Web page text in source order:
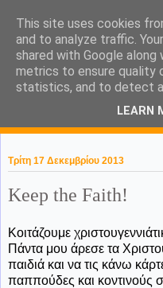
KaPa. Me
without a
Τρίτη 17 Δεκεμβρίου 2013
Keep the Faith!
Κοιτάζουμε
Πάντα μου άρεσε τα
παιδιά και να τις κάνω
παππούδες και κοντινούς
This site uses cookies
and to analyze traffic.
shared with Google
metrics to ensure quality
statistics, and to detect
LEARN